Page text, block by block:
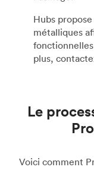
Hubs
métalliques
plus,
Le
Voici comment